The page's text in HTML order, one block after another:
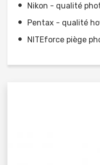
Nikon - qualité
Pentax - qualité
NITEforce piège